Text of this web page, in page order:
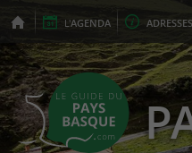
L'AGENDA ADRESSES